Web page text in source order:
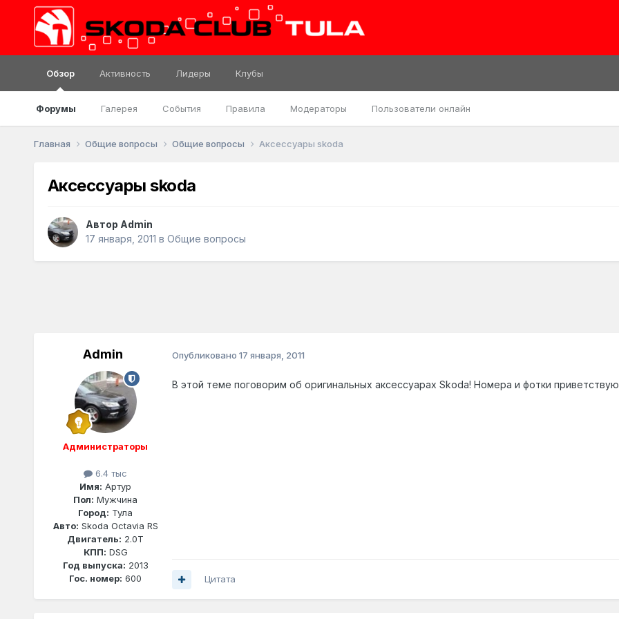
Обзор
Форумы Галерея События Правила Модераторы Пользователи онлайн
Активность Лидеры Клубы
Главная Общие вопросы Общие вопросы Аксессуары skoda
Аксессуары skoda
Автор Admin
17 января, 2011 в Общие вопросы
Admin
Администраторы
6.4 тыс
Имя: Артур
Пол: Мужчина
Город: Тула
Авто: Skoda Octavia RS
Двигатель: 2.0T
КПП: DSG
Год выпуска: 2013
Гос. номер: 600
Опубликовано 17 января, 2011
В этой теме поговорим об оригинальных аксессуарах Skoda! Номера и фотки
Цитата